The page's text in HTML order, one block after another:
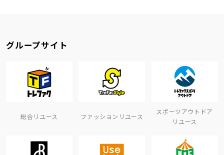
グループサイト
総合リユース ファッションリユース
スポーツアウトドア
リユース